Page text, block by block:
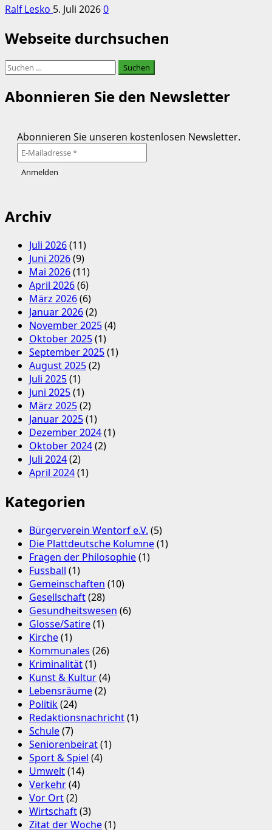
Ralf Lesko 5. Juli 20260
Webseite durchsuchen
Suchen
nach:
Abonnieren Sie den Newsletter
Abonnieren Sie unseren kostenlosen Newsletter.
Archiv
Juli 2026(11)
Juni 2026(9)
Mai 2026(11)
April 2026(6)
März 2026(6)
Januar 2026(2)
November 2025(4)
Oktober 2025(1)
September 2025(1)
August 2025(2)
Juli 2025(1)
Juni 2025(1)
März 2025(2)
Januar 2025(1)
Dezember 2024(1)
Oktober 2024(2)
Juli 2024(2)
April 2024(1)
Kategorien
Bürgerverein Wentorf e.V. (5)
Die Plattdeutsche Kolumne(1)
Fragen der Philosophie(1)
Fussball (1)
Gemeinschaften (10)
Gesellschaft(28)
Gesundheitswesen (6)
Glosse/Satire(1)
Kirche(1)
Kommunales (26)
Kriminalität(1)
Kunst & Kultur(4)
Lebensräume(2)
Politik(24)
Redaktionsnachricht(1)
Schule(7)
Seniorenbeirat(1)
Sport & Spiel (4)
Umwelt(14)
Verkehr(4)
Vor Ort(2)
Wirtschaft(3)
Zitat der Woche(1)